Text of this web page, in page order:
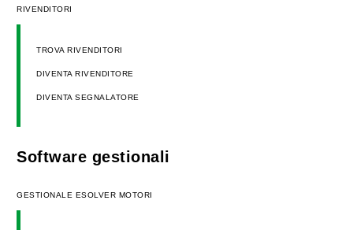
RIVENDITORI
TROVA RIVENDITORI
DIVENTA RIVENDITORE
DIVENTA SEGNALATORE
Software gestionali
GESTIONALE ESOLVER MOTORI